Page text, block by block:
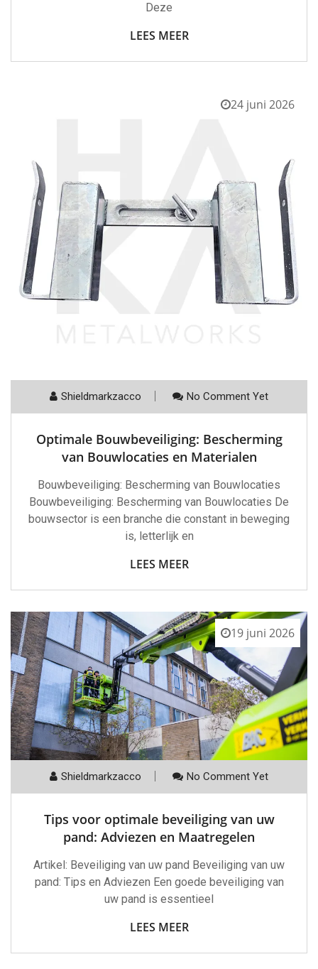
Deze
LEES MEER
24 juni 2026
Shieldmarkzacco No Comment Yet
Optimale Bouwbeveiliging: Bescherming
van Bouwlocaties en Materialen
Bouwbeveiliging: Bescherming van Bouwlocaties
Bouwbeveiliging: Bescherming van Bouwlocaties De
bouwsector is een branche die constant in beweging
is, letterlijk en
LEES MEER
19 juni 2026
Shieldmarkzacco No Comment Yet
Tips voor optimale beveiliging van uw
pand: Adviezen en Maatregelen
Artikel: Beveiliging van uw pand Beveiliging van uw
pand: Tips en Adviezen Een goede beveiliging van
uw pand is essentieel
LEES MEER